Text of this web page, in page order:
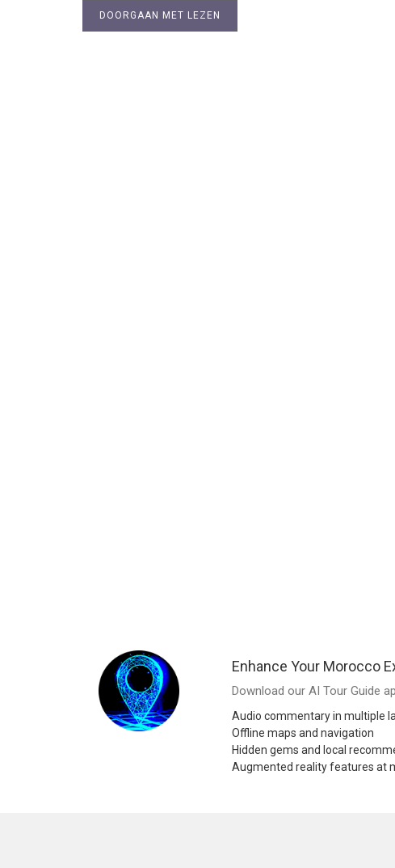
DOORGAAN MET LEZEN
Enhance Your Morocco
Download our AI Tour Guide
Audio commentary in multiple
Offline maps and navigation
Hidden gems and local
Augmented reality features at